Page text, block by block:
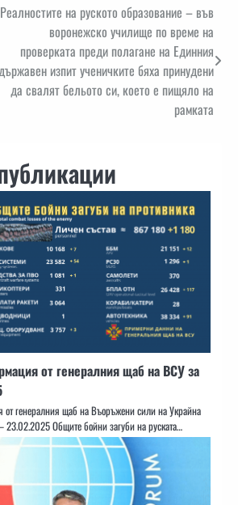
Реалностите на руското образование – във
воронежско училище по време на
проверката преди полагане на Единния
изпит ученичките бяха принудени
да свалят бельото си, което е пищяло на
рамката
от генералния щаб на ВСУ за
генералния щаб на Въоръжени сили на Украйна
Общите бойни загуби на руската…